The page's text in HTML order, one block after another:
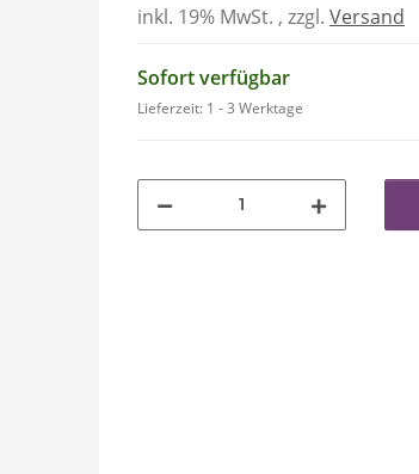
inkl. 19% MwSt. , zzgl. Versand
Sofort verfügbar
Lieferzeit: 1 - 3 Werktage